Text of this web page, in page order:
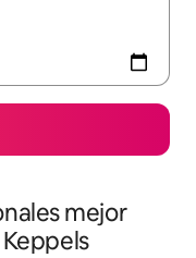
mejor